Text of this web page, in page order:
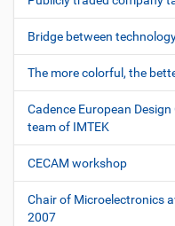
Bridge between
The more colorful, the
Cadence European
team of IMTEK
CECAM workshop
Chair of Microelectronics
2007